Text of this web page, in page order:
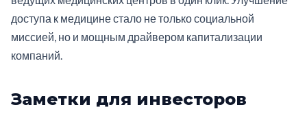
доступа к медицине стало не только социальной
миссией, но и мощным драйвером капитализации
компаний.
Заметки для инвесторов